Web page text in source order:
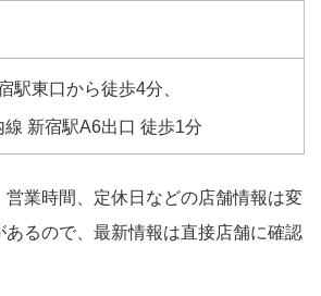
駅東口から徒歩4分、
線 新宿駅A6出口 徒歩1分
業時間、定休日などの店舗情報は変
あるので、最新情報は直接店舗に確認